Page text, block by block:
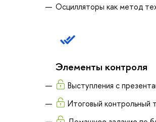
Осцилляторы как метод
Элементы контроля
Выступления с
Итоговый контрольный